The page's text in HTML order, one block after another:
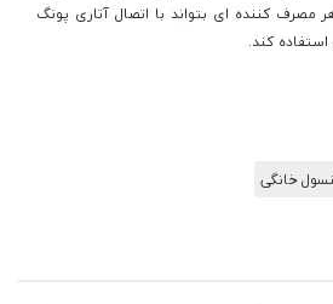
مصرف کننده ای بتواند با اتصال آتاری پونگ
استفاده کند.
خانگی